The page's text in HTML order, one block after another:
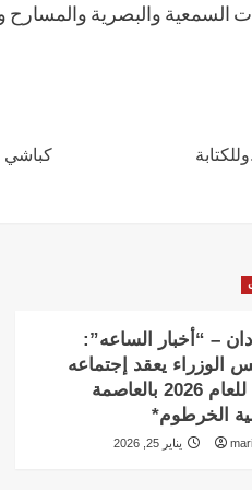
السمعية والبصرية
كباشي
– “أخبار الساعه”:
الوزراء يعقد إجتماعه
الأول للعام 2026 بالعاصمة
الخرطوم*
يناير 25, 2026